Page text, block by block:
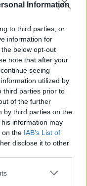
Information
to third parties, or
information for
below opt-out
note that after your
seeing
utilized by
third parties prior to
of the further
by third parties on the
information may
on the IAB’s List of
disclose it to other
skolos liko